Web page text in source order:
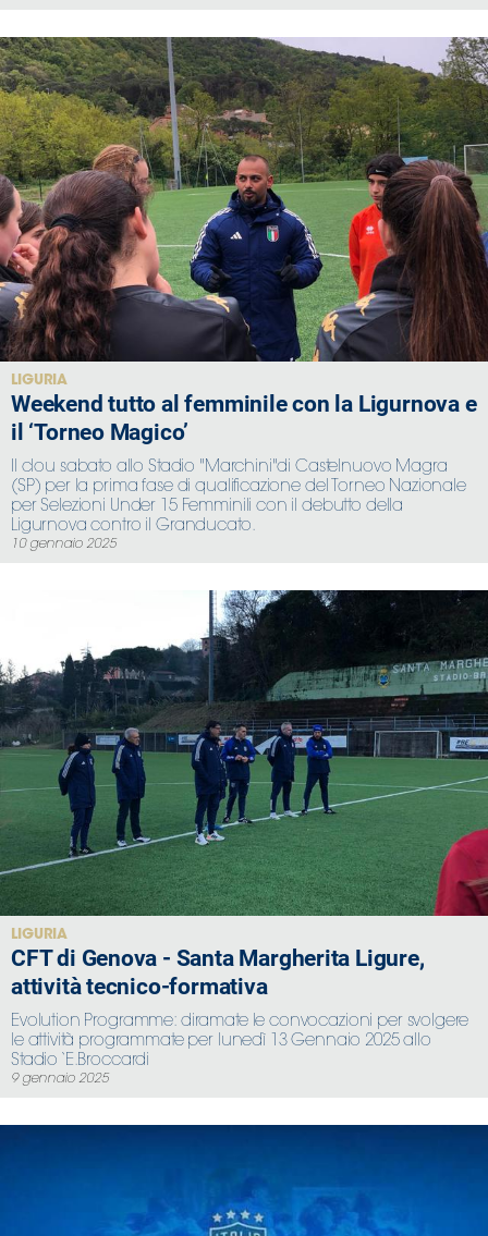
LIGURIA
Weekend tutto al femminile con la Ligurnova e
il ‘Torneo Magico’
Il clou sabato allo Stadio "Marchini"di Castelnuovo Magra
(SP) per la prima fase di qualificazione del Torneo Nazionale
per Selezioni Under 15 Femminili con il debutto della
Ligurnova contro il Granducato.
10 gennaio 2025
LIGURIA
CFT di Genova - Santa Margherita Ligure,
attività tecnico-formativa
Evolution Programme: diramate le convocazioni per svolgere
le attività programmate per lunedì 13 Gennaio 2025 allo
Stadio ‘E.Broccardi
9 gennaio 2025